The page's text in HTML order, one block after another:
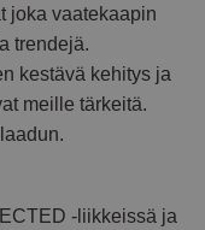
joka vaatekaapin
trendejä.
kestävä kehitys ja
meille tärkeitä.
-liikkeissä ja